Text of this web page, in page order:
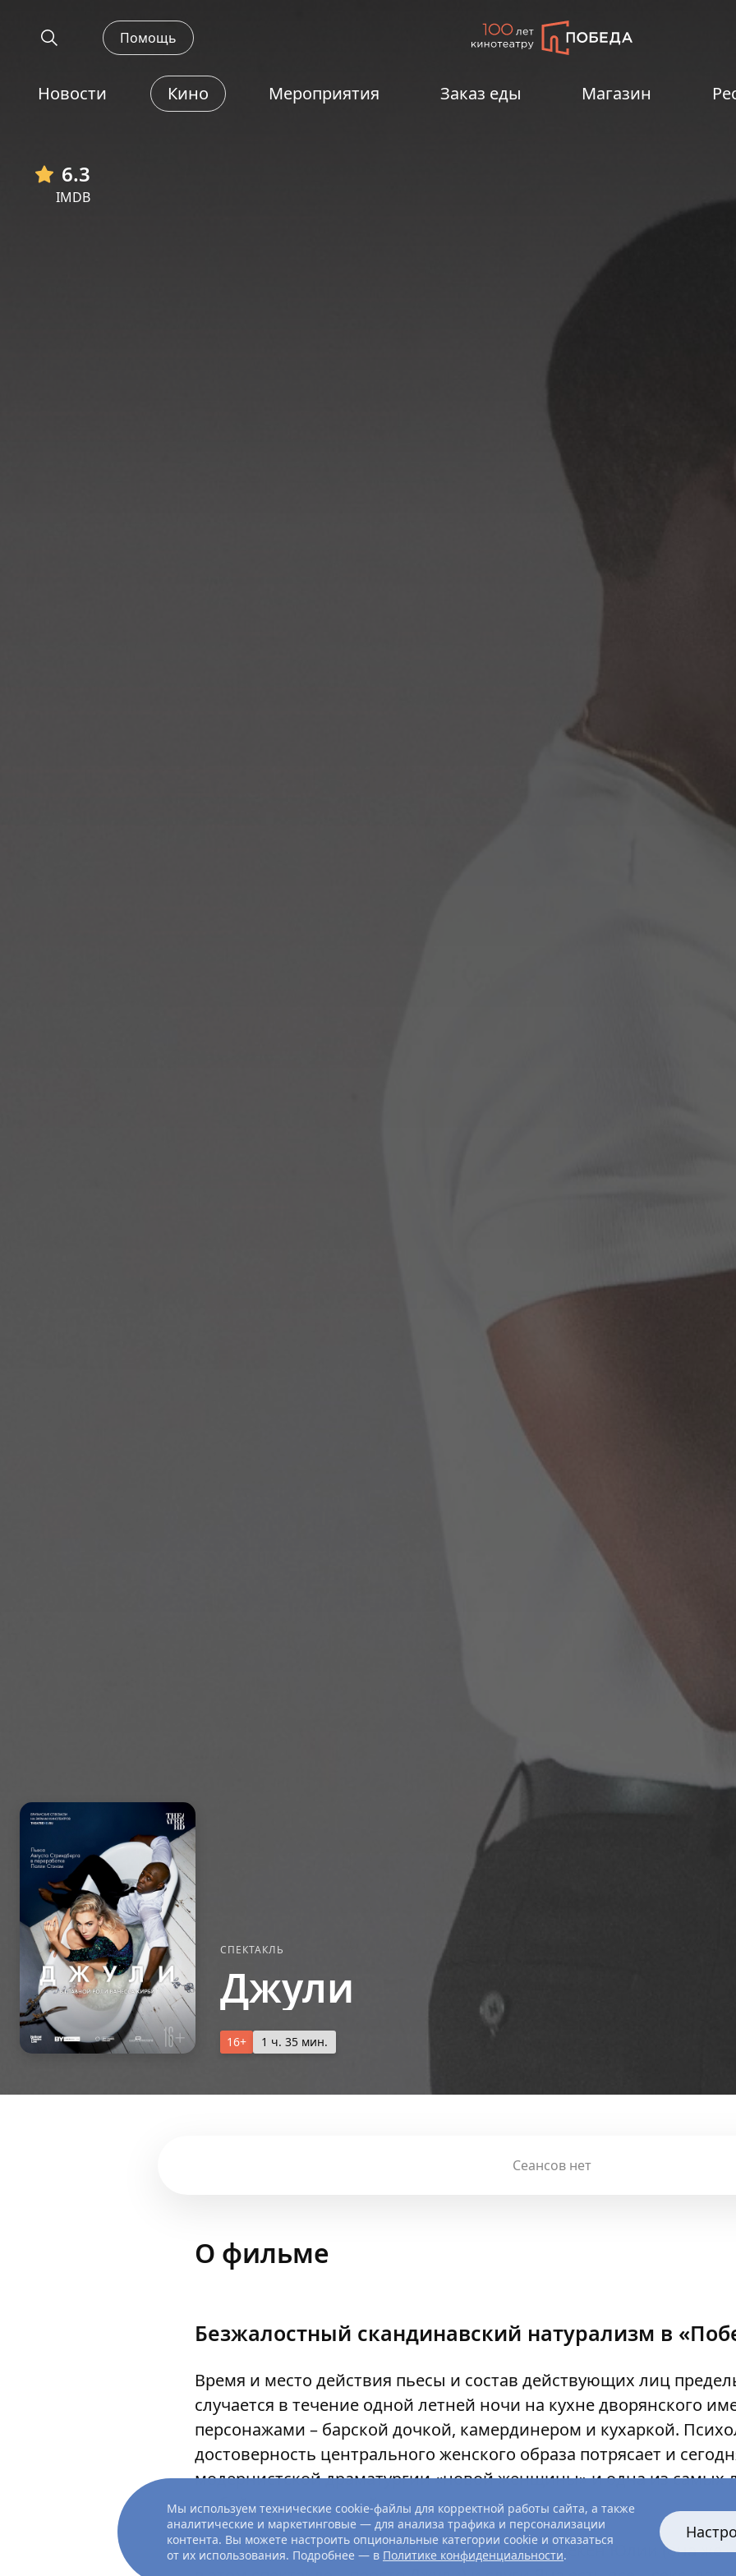
Помощь
Новости Кино Мероприятия Заказ еды Магазин
6.3
IMDB
СПЕКТАКЛЬ
Джули
16+ 1 ч. 35 мин.
Сеансов нет
О фильме
Безжалостный скандинавский натурализм в
Время и место действия пьесы и состав действующих лиц
случается в течение одной летней ночи на кухне дворянского
персонажами – барской дочкой, камердинером и кухаркой.
достоверность центрального женского образа потрясает и
модернистской драматургии «новой женщины» и одна из самых
любой драматической актрисы.
Наконец, в запутанном клубке отношений фрёкен Юлии (она же
Мы используем технические cookie-файлы для корректной работы сайта, а также
аналитические и маркетинговые — для анализа трафика и персонализации
контента. Вы можете настроить опциональные категории cookie и отказаться
от их использования. Подробнее — в Политике конфиденциальности.